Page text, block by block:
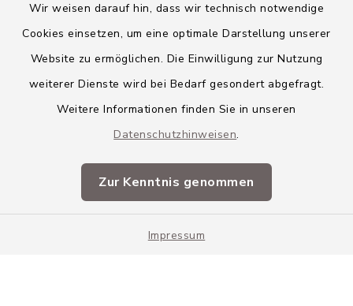
Wir weisen darauf hin, dass wir technisch notwendige
Cookies einsetzen, um eine optimale Darstellung unserer
Website zu ermöglichen. Die Einwilligung zur Nutzung
weiterer Dienste wird bei Bedarf gesondert abgefragt.
Weitere Informationen finden Sie in unseren
Datenschutzhinweisen.
Zur Kenntnis genommen
Impressum
Barrierefreiheit
Impressum
Sitemap